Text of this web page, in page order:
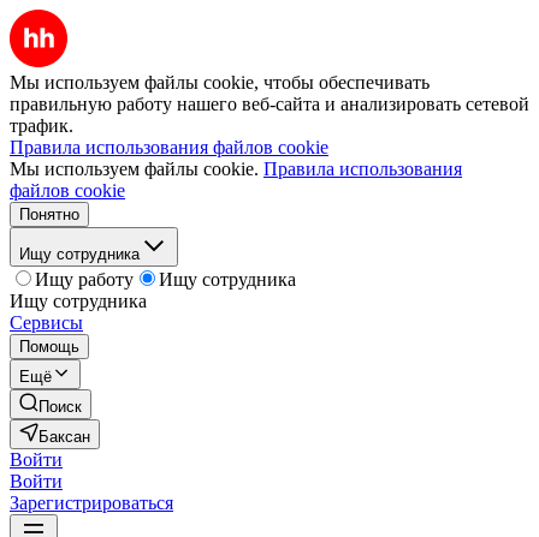
Мы используем файлы cookie, чтобы обеспечивать
правильную работу нашего веб-сайта и анализировать сетевой
трафик.
Правила использования файлов cookie
Мы используем файлы cookie. Правила использования
файлов cookie
Понятно
Ищу сотрудника
Ищу работу
Ищу сотрудника
Ищу сотрудника
Сервисы
Помощь
Ещё
Поиск
Баксан
Войти
Войти
Зарегистрироваться